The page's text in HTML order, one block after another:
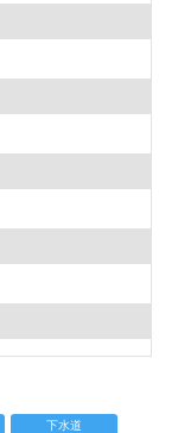
下水道